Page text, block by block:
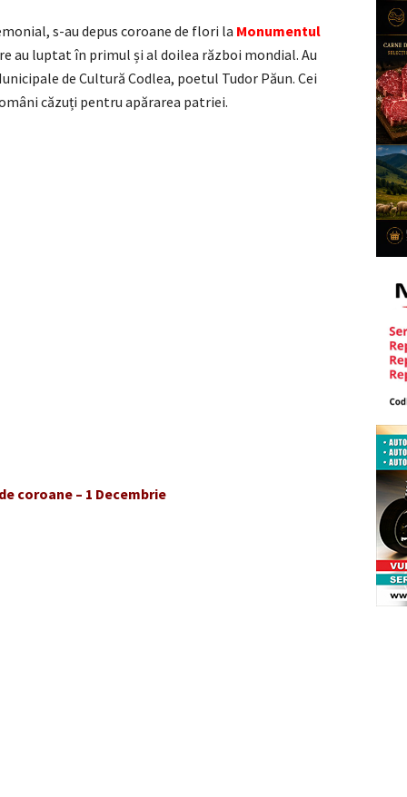
s-au depus coroane de flori la Monumentul
au luptat în primul și al doilea război mondial. Au
de Cultură Codlea, poetul Tudor Păun. Cei
căzuți pentru apărarea patriei.
coroane – 1 Decembrie